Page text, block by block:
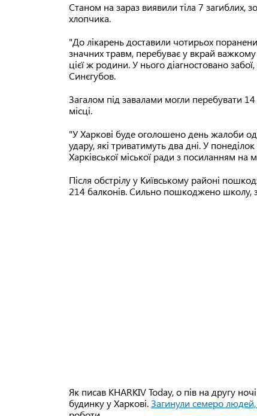
Станом на зараз виявили тіла 7 загиблих,
хлопчика.
"До лікарень доставили чотирьох
значних травм, перебуває у вкрай важкому
цієї ж родини. У нього діагностовано
Синєгубов.
Загалом під завалами могли перебувати
місці.
"У Харкові буде оголошено день жалоби
удару, які триватимуть два дні. У
Харківської міської ради з посиланням на
Після обстрілу у Київському районі
214 балконів. Сильно пошкоджено школу,
Як писав KHARKIV Today, о пів на другу
будинку у Харкові.Загинули семеро людей,